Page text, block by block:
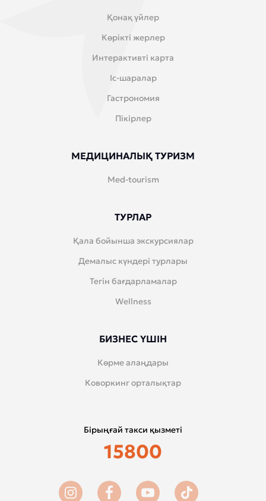
Қонақ үйлер
Көрікті жерлер
Интерактивті карта
Іс-шаралар
Гастрономия
Пікірлер
МЕДИЦИНАЛЫҚ ТУРИЗМ
Med-tourism
ТУРЛАР
Қала бойынша экскурсиялар
Демалыс күндері турлары
Тегін бағдарламалар
Wellness
БИЗНЕС ҮШІН
Көрме алаңдары
Коворкинг орталықтар
Бірыңғай такси қызметі
15800